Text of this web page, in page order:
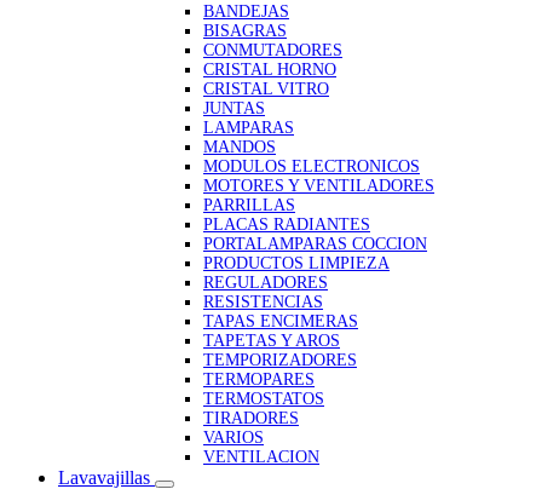
BANDEJAS
BISAGRAS
CONMUTADORES
CRISTAL HORNO
CRISTAL VITRO
JUNTAS
LAMPARAS
MANDOS
MODULOS ELECTRONICOS
MOTORES Y VENTILADORES
PARRILLAS
PLACAS RADIANTES
PORTALAMPARAS COCCION
PRODUCTOS LIMPIEZA
REGULADORES
RESISTENCIAS
TAPAS ENCIMERAS
TAPETAS Y AROS
TEMPORIZADORES
TERMOPARES
TERMOSTATOS
TIRADORES
VARIOS
VENTILACION
Lavavajillas